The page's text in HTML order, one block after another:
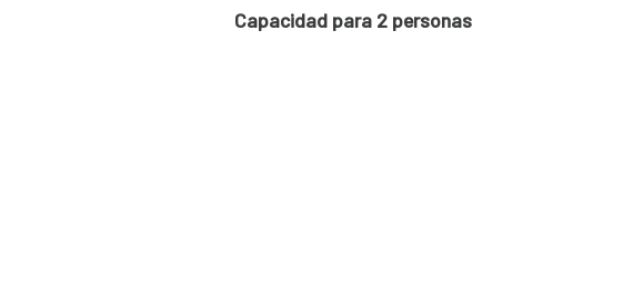
Capacidad para 2 personas